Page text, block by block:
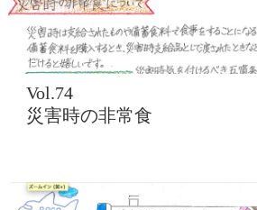
Vol.74
災害時の非常食